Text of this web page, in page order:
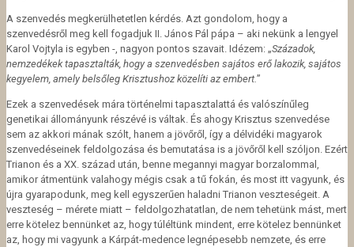
A szenvedés megkerülhetetlen kérdés. Azt gondolom, hogy a
szenvedésről meg kell fogadjuk II. János Pál pápa – aki nekünk a lengyel
Karol Vojtyla is egyben -, nagyon pontos szavait. Idézem: „Századok,
nemzedékek tapasztalták, hogy a szenvedésben sajátos erő lakozik, sajátos
kegyelem, amely belsőleg Krisztushoz közelíti az embert. ”
Ezek a szenvedések mára történelmi tapasztalattá és valószínűleg
genetikai állományunk részévé is váltak. És ahogy Krisztus szenvedése
sem az akkori mának szólt, hanem a jövőről, így a délvidéki magyarok
szenvedéseinek feldolgozása és bemutatása is a jövőről kell szóljon. Ezért
Trianon és a XX. század után, benne megannyi magyar borzalommal,
amikor átmentünk valahogy mégis csak a tű fokán, és most itt vagyunk, és
újra gyarapodunk, meg kell egyszerűen haladni Trianon veszteségeit. A
veszteség – mérete miatt – feldolgozhatatlan, de nem tehetünk mást, mert
erre kötelez bennünket az, hogy túléltünk mindent, erre kötelez bennünket
az, hogy mi vagyunk a Kárpát-medence legnépesebb nemzete, és erre